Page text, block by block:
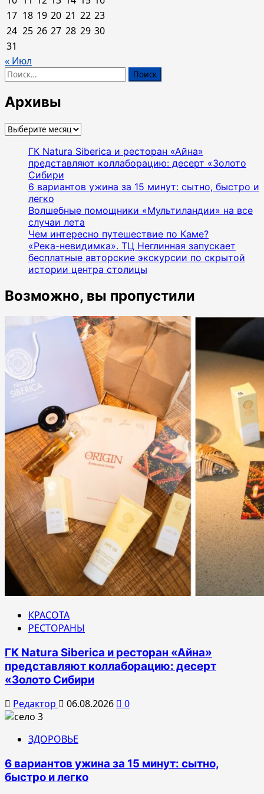
17 18 19 20 21 22 23
24 25 26 27 28 29 30
31
« Июл
Найти:
Архивы
Архивы
ГК Natura Siberica и ресторан «Айна»
представляют коллаборацию: десерт «Золото
Сибири
6 вариантов ужина за 15 минут: сытно, быстро и
легко
Волшебные помощники «Мультиландии» на все
случаи лета
Чем интересно путешествие по Каме?
«Река-невидимка». ТЦ Неглинная запускает
бесплатные авторские экскурсии по скрытой
истории центра столицы
Возможно, вы пропустили
КРАСОТА
РЕСТОРАНЫ
ГК Natura Siberica и ресторан «Айна»
представляют коллаборацию: десерт
«Золото Сибири
Редактор 06.08.2026 0
ЗДОРОВЬЕ
6 вариантов ужина за 15 минут: сытно,
быстро и легко